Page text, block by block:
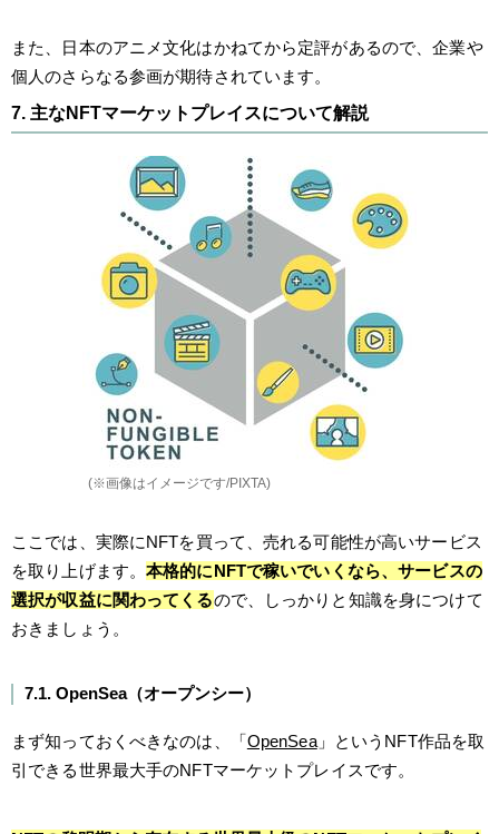
また、日本のアニメ文化はかねてから定評があるので、企業や
個人のさらなる参画が期待されています。
7. 主なNFTマーケットプレイスについて解説
(※画像はイメージです/PIXTA)
ここでは、実際にNFTを買って、売れる可能性が高いサービス
を取り上げます。本格的にNFTで稼いでいくなら、サービスの
選択が収益に関わってくるので、しっかりと知識を身につけて
おきましょう。
7.1. OpenSea（オープンシー）
まず知っておくべきなのは、「 OpenSea」というNFT作品を取
引できる世界最大手のNFTマーケットプレイスです。